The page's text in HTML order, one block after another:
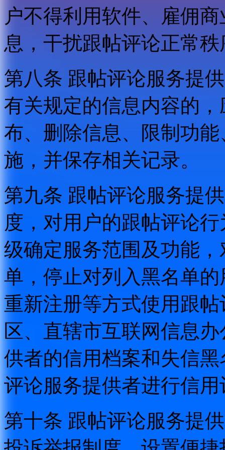
户不得利用软件、雇佣
息，干扰跟帖评论正常
第八条 跟帖评论服务提
有关规定的信息内容的
布、删除信息、限制功
施，并保存相关记录。
第九条 跟帖评论服务提
度，对用户的跟帖评论
级确定服务范围及功能
单，停止对列入黑名单
重新注册等方式使用跟
区、直辖市互联网信息
供者的信用档案和失信
评论服务提供者进行信用
第十条 跟帖评论服务提